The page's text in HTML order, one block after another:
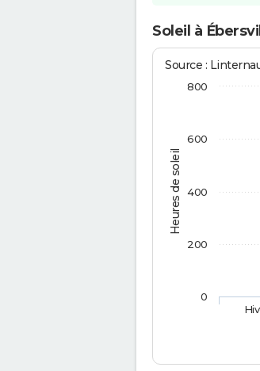
Soleil à
Heures de soleil
Source :
0
200
400
600
800